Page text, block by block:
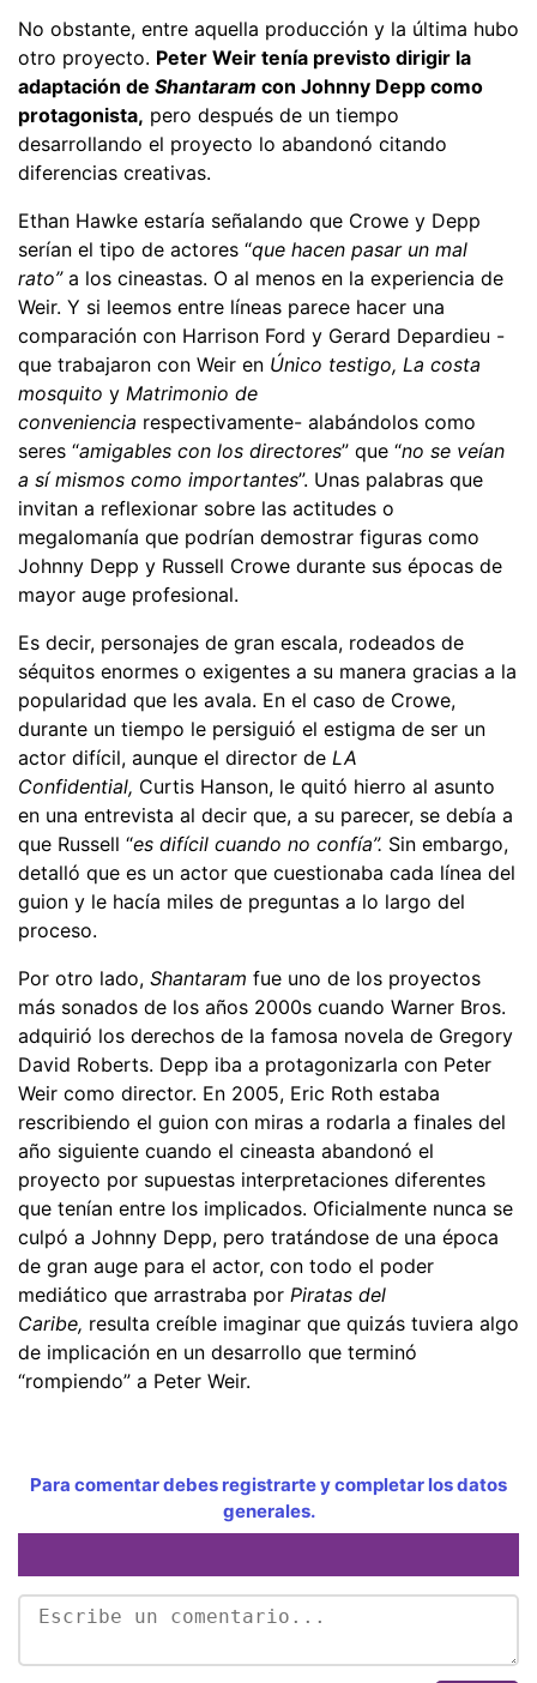
No obstante, entre aquella producción y la última hubo
otro proyecto. Peter Weir tenía previsto dirigir la
adaptación de Shantaram con Johnny Depp como
protagonista, pero después de un tiempo
desarrollando el proyecto lo abandonó citando
diferencias creativas.
Ethan Hawke estaría señalando que Crowe y Depp
serían el tipo de actores “que hacen pasar un mal
rato” a los cineastas. O al menos en la experiencia de
Weir. Y si leemos entre líneas parece hacer una
comparación con Harrison Ford y Gerard Depardieu -
que trabajaron con Weir en Único testigo, La costa
mosquito y Matrimonio de
conveniencia respectivamente- alabándolos como
seres “amigables con los directores” que “no se veían
a sí mismos como importantes”. Unas palabras que
invitan a reflexionar sobre las actitudes o
megalomanía que podrían demostrar figuras como
Johnny Depp y Russell Crowe durante sus épocas de
mayor auge profesional.
Es decir, personajes de gran escala, rodeados de
séquitos enormes o exigentes a su manera gracias a la
popularidad que les avala. En el caso de Crowe,
durante un tiempo le persiguió el estigma de ser un
actor difícil, aunque el director de LA
Confidential, Curtis Hanson, le quitó hierro al asunto
en una entrevista al decir que, a su parecer, se debía a
que Russell “es difícil cuando no confía”. Sin embargo,
detalló que es un actor que cuestionaba cada línea del
guion y le hacía miles de preguntas a lo largo del
proceso.
Por otro lado, Shantaram fue uno de los proyectos
más sonados de los años 2000s cuando Warner Bros.
adquirió los derechos de la famosa novela de Gregory
David Roberts. Depp iba a protagonizarla con Peter
Weir como director. En 2005, Eric Roth estaba
rescribiendo el guion con miras a rodarla a finales del
año siguiente cuando el cineasta abandonó el
proyecto por supuestas interpretaciones diferentes
que tenían entre los implicados. Oficialmente nunca se
culpó a Johnny Depp, pero tratándose de una época
de gran auge para el actor, con todo el poder
mediático que arrastraba por Piratas del
Caribe, resulta creíble imaginar que quizás tuviera algo
de implicación en un desarrollo que terminó
“rompiendo” a Peter Weir.
Para comentar debes registrarte y completar los datos
generales.